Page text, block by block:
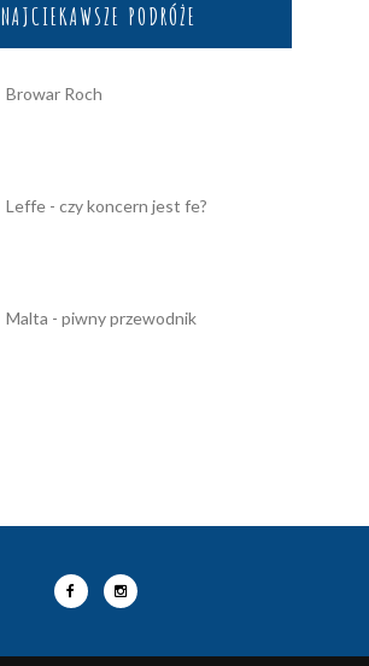
NAJCIEKAWSZE PODRÓŻE
Browar Roch
Leffe - czy koncern jest fe?
Malta - piwny przewodnik